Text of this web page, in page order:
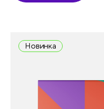
Новинка